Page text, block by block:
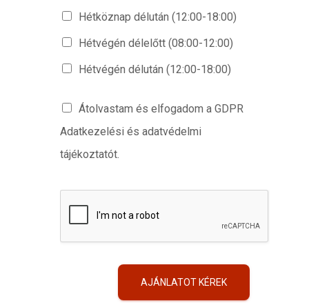
Hétköznap délután (12:00-18:00)
Hétvégén délelőtt (08:00-12:00)
Hétvégén délután (12:00-18:00)
Átolvastam és elfogadom a GDPR
Adatkezelési és adatvédelmi
tájékoztatót.
AJÁNLATOT KÉREK